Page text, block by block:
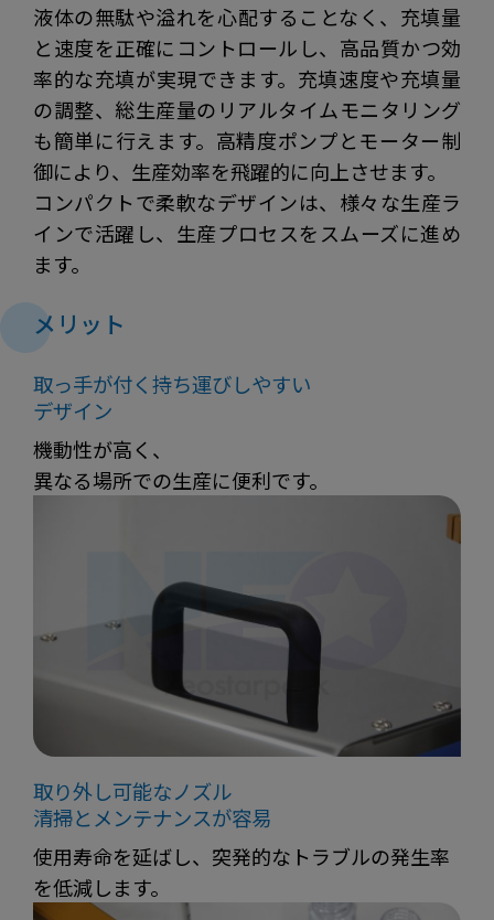
液体の無駄や溢れを心配することなく、充填量
と速度を正確にコントロールし、高品質かつ効
率的な充填が実現できます。充填速度や充填量
の調整、総生産量のリアルタイムモニタリング
も簡単に行えます。高精度ポンプとモーター制
御により、生産効率を飛躍的に向上させます。
コンパクトで柔軟なデザインは、様々な生産ラ
インで活躍し、生産プロセスをスムーズに進め
ます。
メリット
取っ手が付く持ち運びしやすい
デザイン
機動性が高く、
異なる場所での生産に便利です。
取り外し可能なノズル
清掃とメンテナンスが容易
使用寿命を延ばし、突発的なトラブルの発生率
を低減します。